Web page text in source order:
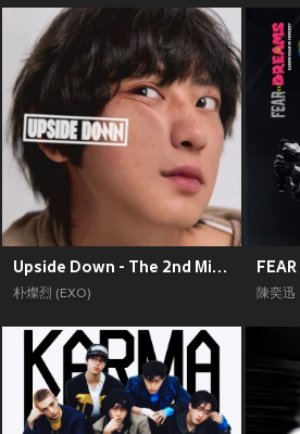
Upside Down - The 2nd Mini Album
朴燦烈 (EXO) 陳奕迅